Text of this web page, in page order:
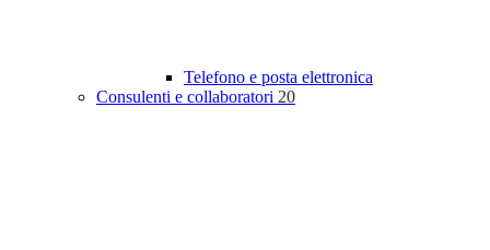
Telefono e posta elettronica
Consulenti e collaboratori 20